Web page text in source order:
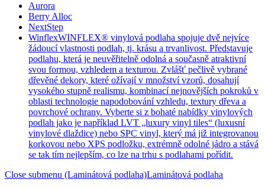
Aurora
Berry Alloc
NextStep
WinflexWINFLEX® vinylová podlaha spojuje dvě nejvíce
žádoucí vlastnosti podlah, tj. krásu a trvanlivost. Představuje
podlahu, která je neuvěřitelně odolná a současně atraktivní
svou formou, vzhledem a texturou. Zvlášť pečlivě vybrané
dřevěné dekory, které ožívají v množství vzorů, dosahují
vysokého stupně realismu, kombinací nejnovějších pokroků v
oblasti technologie napodobování vzhledu, textury dřeva a
povrchové ochrany. Vyberte si z bohaté nabídky vinylových
podlah jako je například LVT „luxury vinyl tiles“ (luxusní
vinylové dlaždice) nebo SPC vinyl, který má již integrovanou
korkovou nebo XPS podložku, extrémně odolné jádro a stává
se tak tím nejlepším, co lze na trhu s podlahami pořídit.
Close submenu (Laminátová podlaha)Laminátová podlaha